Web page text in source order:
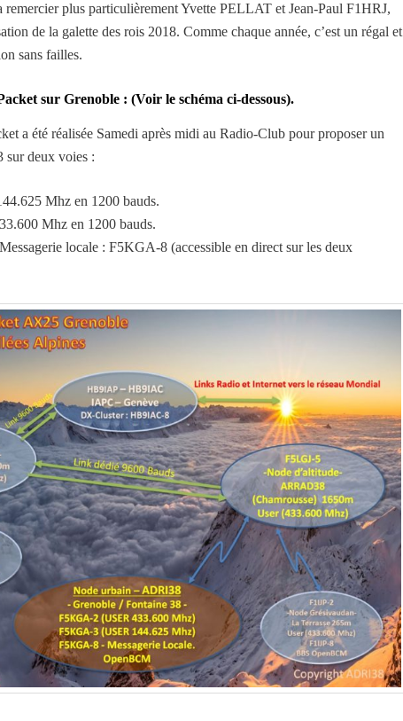
remercier plus particulièrement Yvette PELLAT et Jean-Paul F1HRJ,
de la galette des rois 2018. Comme chaque année, c’est un régal et
sans failles.
sur Grenoble : (Voir le schéma ci-dessous).
a été réalisée Samedi après midi au Radio-Club pour proposer un
deux voies :
Mhz en 1200 bauds.
Mhz en 1200 bauds.
locale : F5KGA-8 (accessible en direct sur les deux